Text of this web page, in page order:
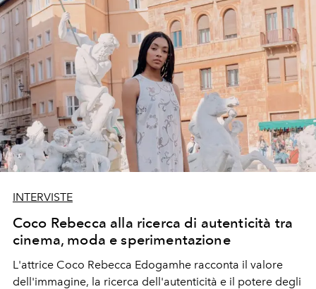
INTERVISTE
Coco Rebecca alla ricerca di autenticità tra
cinema, moda e sperimentazione
L'attrice Coco Rebecca Edogamhe racconta il valore
dell'immagine, la ricerca dell'autenticità e il potere degli